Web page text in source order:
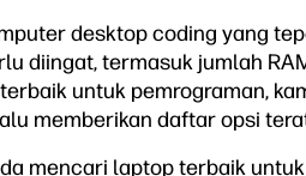
desktop coding yang
diingat, termasuk jumlah
untuk pemrograman,
memberikan daftar opsi
mencari laptop terbaik